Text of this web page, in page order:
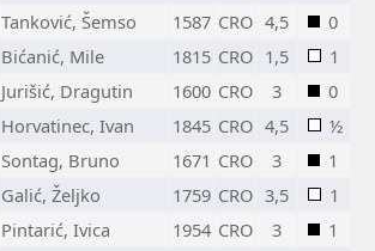
Tanković, Šemso 1587 CRO 4,5
0
Bićanić, Mile 1815 CRO 1,5
1
Jurišić, Dragutin 1600 CRO 3
0
Horvatinec, Ivan 1845 CRO 4,5
½
Sontag, Bruno 1671 CRO 3
1
Galić, Željko 1759 CRO 3,5
1
Pintarić, Ivica 1954 CRO 3
1